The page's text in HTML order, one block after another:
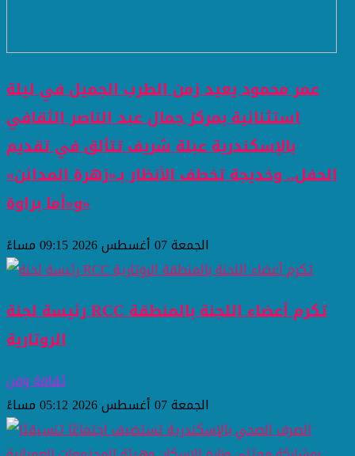
عمر محمود يعيد زمن الطرب الجميل في ليلة
استثنائية بمركز جمال عبد الناصر الثقافي
بالإسكندرية عبلة شريف تتألق في تقديم
الحفل.. وخديجة تخطف الأنظار بـ«زهرة المدائن»
و«أما براوة»
الجمعة 07 أغسطس 2026 09:15 مساءً
رئيسة لجنة RCC تكرم أعضاء اللجنة بالمنطقة
الروتارية
ثقافة وفن
الجمعة 07 أغسطس 2026 05:12 مساءً